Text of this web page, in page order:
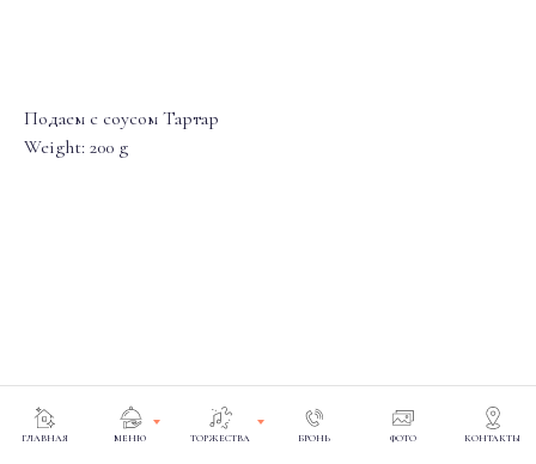
ГЛАВНАЯ МЕНЮ ТОРЖЕСТВА БРОНЬ ФОТО КОНТАКТЫ
Подаем с соусом Тартар
Weight: 200 g